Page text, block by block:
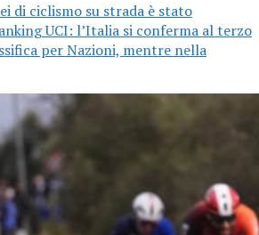
di ciclismo su strada è stato
UCI: l’Italia si conferma al terzo
per Nazioni, mentre nella